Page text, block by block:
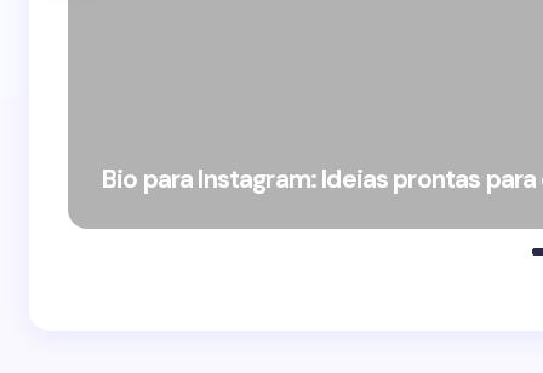
Bio para Instagram: Ideias prontas